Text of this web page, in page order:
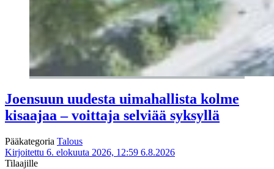
Joensuun uudesta uimahallista kolme
kisaajaa – voittaja selviää syksyllä
Pääkategoria Talous
Kirjoitettu 6. elokuuta 2026, 12:59 6.8.2026
Tilaajille